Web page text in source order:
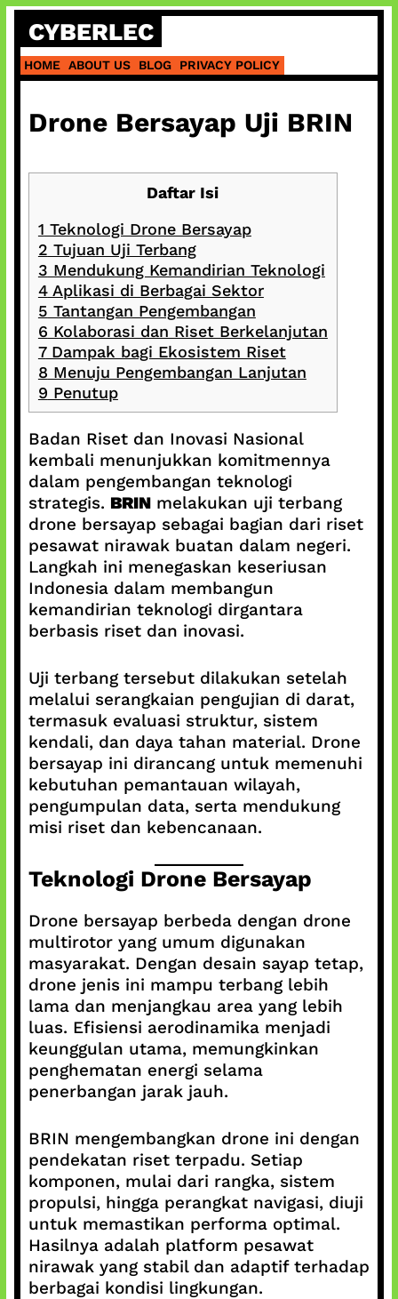
Skip
content
CYBERLEC
HOME ABOUT US BLOG PRIVACY POLICY
Drone Bersayap Uji BRIN
Daftar Isi
1 Teknologi Drone Bersayap
2 Tujuan Uji Terbang
3 Mendukung Kemandirian Teknologi
4Aplikasi di Berbagai Sektor
5 Tantangan Pengembangan
6 Kolaborasi dan Riset Berkelanjutan
7Dampak bagi Ekosistem Riset
8 Menuju Pengembangan Lanjutan
9 Penutup
Badan Riset dan Inovasi Nasional
kembali menunjukkan komitmennya
dalam pengembangan teknologi
strategis. BRINmelakukan uji terbang
drone bersayap sebagai bagian dari riset
pesawat nirawak buatan dalam negeri.
Langkah ini menegaskan keseriusan
Indonesia dalam membangun
kemandirian teknologi dirgantara
berbasis riset dan inovasi.
Uji terbang tersebut dilakukan setelah
melalui serangkaian pengujian di darat,
termasuk evaluasi struktur, sistem
kendali, dan daya tahan material. Drone
bersayap ini dirancang untuk memenuhi
kebutuhan pemantauan wilayah,
pengumpulan data, serta mendukung
misi riset dan kebencanaan.
Teknologi Drone Bersayap
Drone bersayap berbeda dengan drone
multirotor yang umum digunakan
masyarakat. Dengan desain sayap tetap,
drone jenis ini mampu terbang lebih
lama dan menjangkau area yang lebih
luas. Efisiensi aerodinamika menjadi
keunggulan utama, memungkinkan
penghematan energi selama
penerbangan jarak jauh.
BRIN mengembangkan drone ini dengan
pendekatan riset terpadu. Setiap
komponen, mulai dari rangka, sistem
propulsi, hingga perangkat navigasi, diuji
untuk memastikan performa optimal.
Hasilnya adalah platform pesawat
nirawak yang stabil dan adaptif terhadap
berbagai kondisi lingkungan.